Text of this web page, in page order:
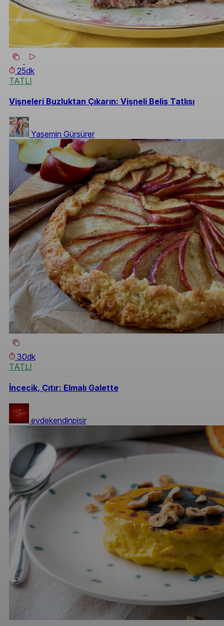
25dk
TATLI
Vişneleri Buzluktan Çıkarın: Vişneli Belis Tatlısı
Yasemin Gürsürer
30dk
TATLI
İncecik, Çıtır: Elmalı Galette
evdekendinpisir